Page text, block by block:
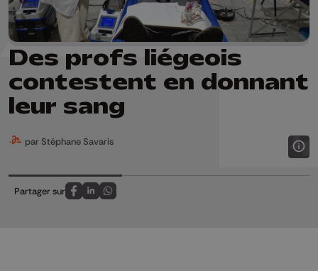
Des profs liégeois
contestent en donnant
leur sang
par Stéphane Savaris
Partager sur
Partagez sur FaceBook
Partagez sur LinkedIn
Partagez sur Whatsapp